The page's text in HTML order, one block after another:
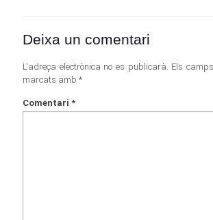
Deixa un comentari
L'adreça electrònica no es publicarà. Els
marcats amb *
Comentari *